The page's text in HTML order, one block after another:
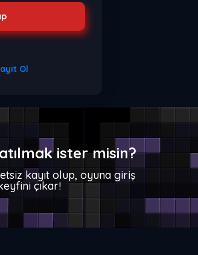
Ol
ister misin?
kayıt olup, oyuna giriş
çıkar!